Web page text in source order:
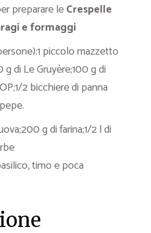
preparare leCrespelle
e formaggi
piccolo mazzetto
di Le Gruyère;100 g di
2 bicchiere di panna
g di farina;1/2 l di
timo e poca